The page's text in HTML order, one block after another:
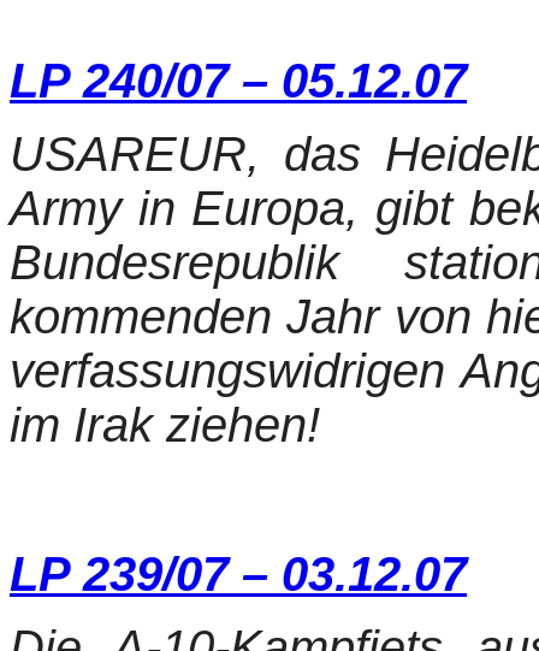
LP 240/07 – 05.12.07
USAREUR, das
Army in Europa, gibt
Bundesrepublik
kommenden Jahr von
verfassungswidrigen
im Irak ziehen!
LP 239/07 – 03.12.07